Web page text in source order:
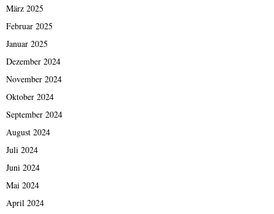
März 2025
Februar 2025
Januar 2025
Dezember 2024
November 2024
Oktober 2024
September 2024
August 2024
Juli 2024
Juni 2024
Mai 2024
April 2024